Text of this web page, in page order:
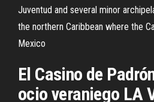
Juventud and several minor
the northern Caribbean where the
Mexico
El Casino de
ocio veraniego LA